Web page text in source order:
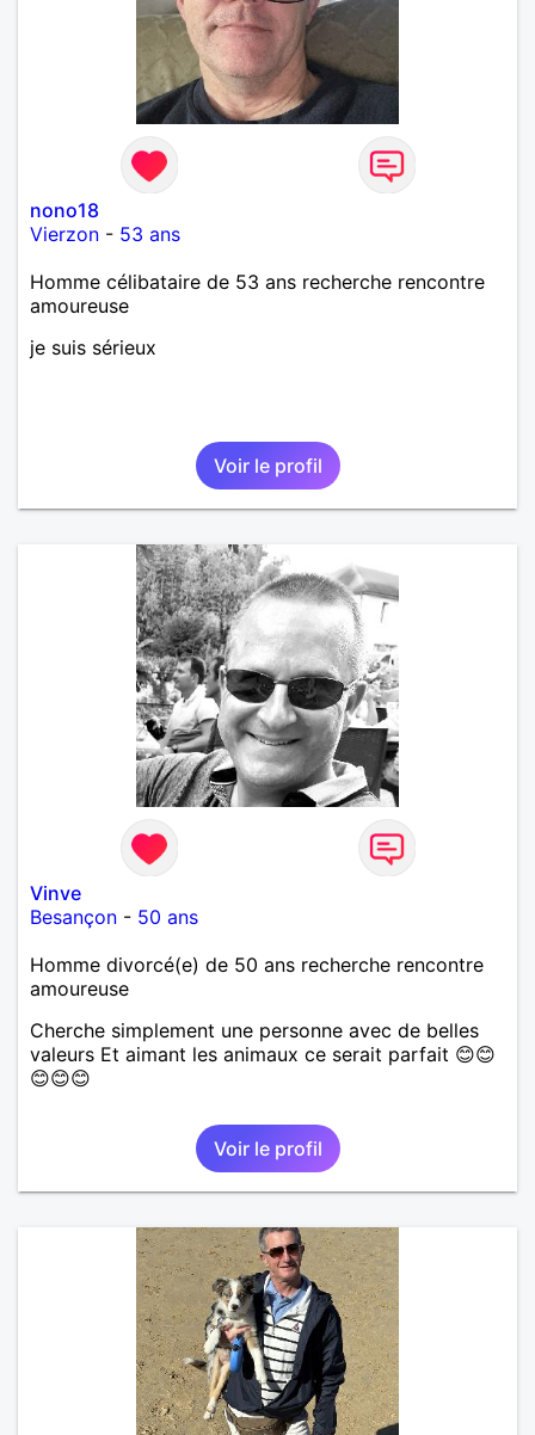
nono18
Vierzon - 53 ans
Homme célibataire de 53 ans recherche rencontre
amoureuse
je suis sérieux
Voir le profil
Vinve
Besançon - 50 ans
Homme divorcé(e) de 50 ans recherche rencontre
amoureuse
Cherche simplement une personne avec de belles
valeurs Et aimant les animaux ce serait parfait 😊😊
😊😊😊
Voir le profil